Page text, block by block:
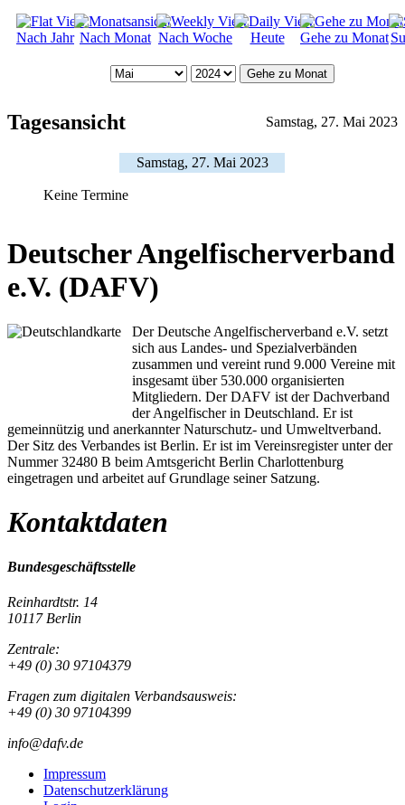
Nach Jahr Nach Monat Nach Woche Heute Gehe zu Monat
Gehe zu Monat
Tagesansicht Samstag, 27. Mai 2023
Samstag, 27. Mai 2023
Keine Termine
Deutscher Angelfischerverband
e.V. (DAFV)
Der Deutsche Angelfischerverband e.V. setzt
sich aus Landes- und Spezialverbänden
zusammen und vereint rund 9.000 Vereine mit
insgesamt über 530.000 organisierten
Mitgliedern. Der DAFV ist der Dachverband
der Angelfischer in Deutschland. Er ist
gemeinnützig und anerkannter Naturschutz- und Umweltverband.
Der Sitz des Verbandes ist Berlin. Er ist im Vereinsregister unter der
Nummer 32480 B beim Amtsgericht Berlin Charlottenburg
eingetragen und arbeitet auf Grundlage seiner Satzung.
Kontaktdaten
Bundesgeschäftsstelle
Reinhardtstr. 14
10117 Berlin
Zentrale:
+49 (0) 30 97104379
Fragen zum digitalen Verbandsausweis:
+49 (0) 30 97104399
info@dafv.de
Impressum
Datenschutzerklärung